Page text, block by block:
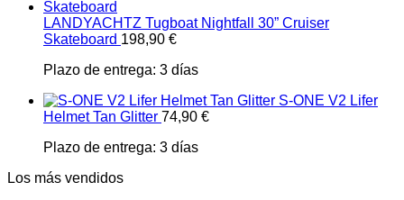
LANDYACHTZ Tugboat Nightfall 30” Cruiser
Skateboard 198,90 €
Plazo de entrega: 3 días
S-ONE V2 Lifer
Helmet Tan Glitter 74,90 €
Plazo de entrega: 3 días
Los más vendidos